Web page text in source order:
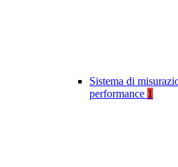
Sistema di
performance 1